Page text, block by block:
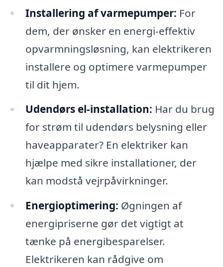
Installering af varmepumper: For
dem, der ønsker en energi-effektiv
opvarmningsløsning, kan elektrikeren
installere og optimere varmepumper
til dit hjem.
Udendørs el-installation: Har du brug
for strøm til udendørs belysning eller
haveapparater? En elektriker kan
hjælpe med sikre installationer, der
kan modstå vejrpåvirkninger.
Energioptimering: Øgningen af
energipriserne gør det vigtigt at
tænke på energibesparelser.
Elektrikeren kan rådgive om